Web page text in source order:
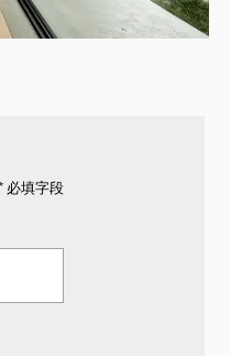
必填字段